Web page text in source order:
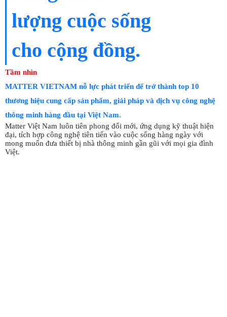
Tầm nhìn
MATTER VIETNAM nỗ lực phát triển để trở thành top 10
thương hiệu cung cấp sản phẩm, giải pháp và dịch vụ công nghệ
thông minh hàng đầu tại Việt Nam.
Matter Việt Nam luôn tiên phong đổi mới, ứng dụng kỹ thuật hiện
đại, tích hợp công nghệ tiên tiến vào cuộc sống hàng ngày với
mong muốn đưa thiết bị nhà thông minh gần gũi với mọi gia đình
Việt.
lượng cuộc sống
cho cộng đồng.